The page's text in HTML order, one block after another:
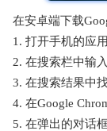
在安卓端下载
1. 打开手机的应
2. 在搜索栏中输
3. 在搜索结果中
4. 在Google
5. 在弹出的对话